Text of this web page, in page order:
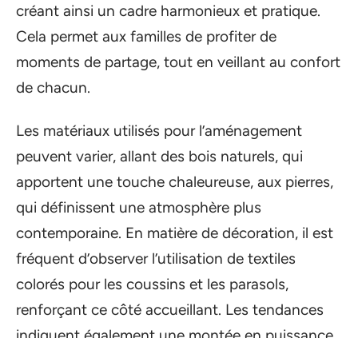
créant ainsi un cadre harmonieux et pratique.
Cela permet aux familles de profiter de
moments de partage, tout en veillant au confort
de chacun.
Les matériaux utilisés pour l’aménagement
peuvent varier, allant des bois naturels, qui
apportent une touche chaleureuse, aux pierres,
qui définissent une atmosphère plus
contemporaine. En matière de décoration, il est
fréquent d’observer l’utilisation de textiles
colorés pour les coussins et les parasols,
renforçant ce côté accueillant. Les tendances